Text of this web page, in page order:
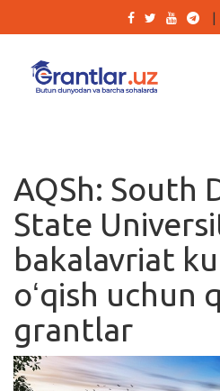
Ishlar
Kurslar
Blog
Yana
AQSh: South
State
bakalavriat
oʻqish uchun
grantlar